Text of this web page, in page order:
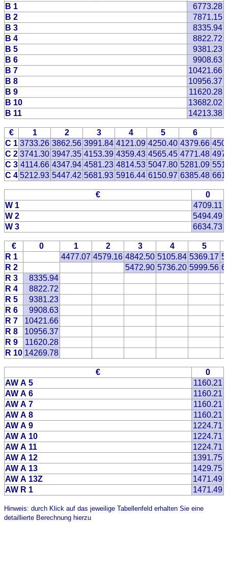
B 1
6773.28
B 2
7871.15
B 3
8335.94
B 4
8822.72
B 5
9381.23
B 6
9908.63
B 7
10421.66
B 8
10956.37
B 9
11620.28
B 10
13682.02
B 11
14213.38
€ 1 2 3 4 5 6
C 1 3733.26 3862.56 3991.84 4121.09 4250.40 4379.66
C 2 3741.30 3947.35 4153.39 4359.43 4565.45 4771.48
C 3 4114.66 4347.94 4581.23 4814.53 5047.80 5281.09
C 4 5212.93 5447.42 5681.93 5916.44 6150.97 6385.48
€
0
W 1
4709.11
W 2
5494.49
W 3
6634.73
€ 0 1 2 3 4
5
R 1
4477.07 4579.16 4842.50 5105.84 5369.17
R 2
5472.90 5736.20 5999.56
R 3
8335.94
R 4
8822.72
R 5
9381.23
R 6
9908.63
R 7
10421.66
R 8
10956.37
R 9
11620.28
R 10 14269.78
€
0
AW A 5
1160.21
AW A 6
1160.21
AW A 7
1160.21
AW A 8
1160.21
AW A 9
1224.71
AW A 10
1224.71
AW A 11
1224.71
AW A 12
1391.75
AW A 13
1429.75
AW A 13Z
1471.49
AW R 1
1471.49
Hinweis: durch Klick auf das jeweilige Tabellenfeld erhalten Sie eine
detaillierte Berechnung hierzu